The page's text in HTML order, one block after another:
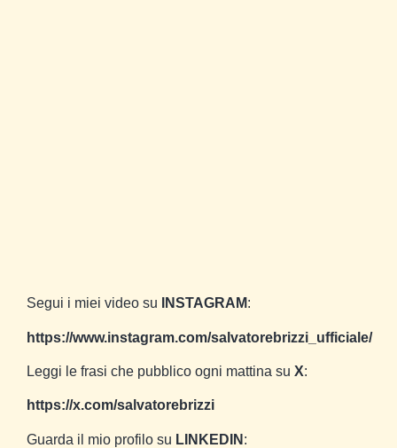
Segui i miei video su INSTAGRAM:
https://www.instagram.com/salvatorebrizzi_ufficiale/
Leggi le frasi che pubblico ogni mattina su X:
https://x.com/salvatorebrizzi
Guarda il mio profilo su LINKEDIN :